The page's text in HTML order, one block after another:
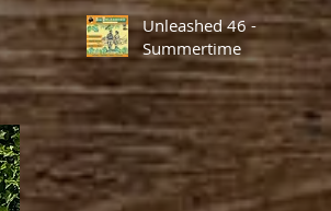
Unleashed 46 -
Summertime